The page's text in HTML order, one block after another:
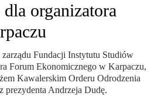
organizatora
Fundacji Instytutu Studiów
Forum Ekonomicznego w Karpaczu,
Kawalerskim Orderu Odrodzenia
prezydenta Andrzeja Dudę.